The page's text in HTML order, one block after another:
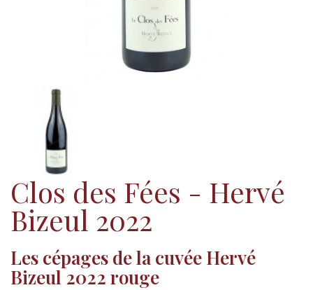
Clos des Fées - Hervé
Bizeul 2022
Les cépages de la cuvée Hervé
Bizeul 2022 rouge